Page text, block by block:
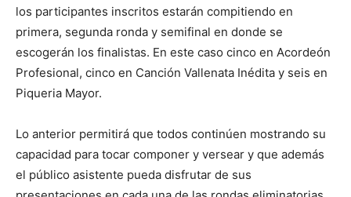
los participantes inscritos estarán compitiendo en
primera, segunda ronda y semifinal en donde se
escogerán los finalistas. En este caso cinco en Acordeón
Profesional, cinco en Canción Vallenata Inédita y seis en
Piqueria Mayor.
Lo anterior permitirá que todos continúen mostrando su
capacidad para tocar componer y versear y que además
el público asistente pueda disfrutar de sus